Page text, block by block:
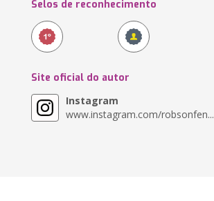
Selos de reconhecimento
Site oficial do autor
Instagram
www.instagram.com/robsonfen...